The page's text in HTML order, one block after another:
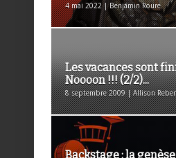
4 mai 2022 | Benjamin Roure
Les vacances sont
Noooon !!! (2/2)...
8 septembre 2009 | Allison Reber
Backstage : la